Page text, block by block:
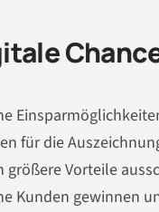
für die
Vorteile
Kunden gewinnen